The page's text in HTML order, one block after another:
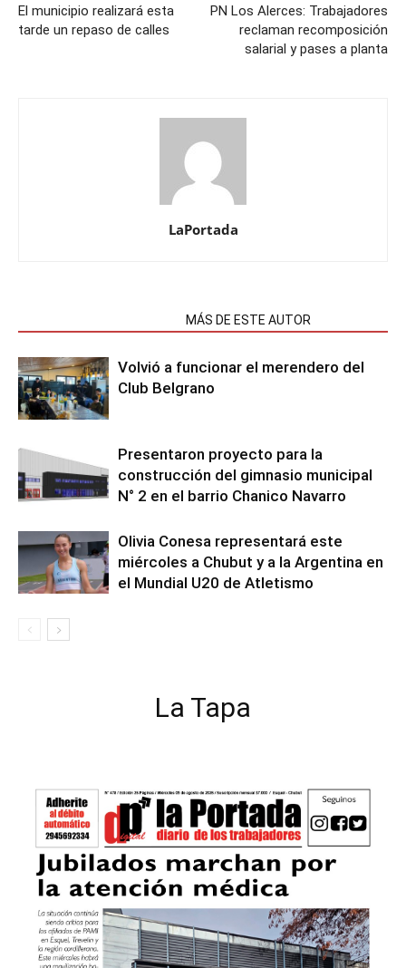
El municipio realizará esta
tarde un repaso de calles
PN Los Alerces: Trabajadores
reclaman recomposición
salarial y pases a planta
LaPortada
MÁS DE ESTE AUTOR
Volvió a funcionar el merendero del
Club Belgrano
Presentaron proyecto para la
construcción del gimnasio municipal
N° 2 en el barrio Chanico Navarro
Olivia Conesa representará este
miércoles a Chubut y a la Argentina en
el Mundial U20 de Atletismo
La Tapa